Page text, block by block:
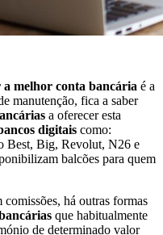
a melhor conta bancária é a
manutenção, fica a saber
a oferecer esta
digitais como:
Best, Big, Revolut, N26 e
balcões para quem
há outras formas
que habitualmente
de determinado valor